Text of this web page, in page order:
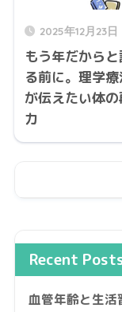
2025年12月23日
もう年だから
る前に。理学
が伝えたい体の
力
Recent
血管年齢と生活